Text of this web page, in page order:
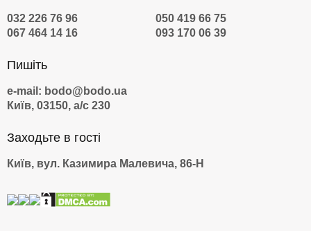
032 226 76 96
050 419 66 75
067 464 14 16
093 170 06 39
Пишіть
e-mail: bodo@bodo.ua
Київ, 03150, а/с 230
Заходьте в гості
Київ, вул. Казимира Малевича, 86-Н